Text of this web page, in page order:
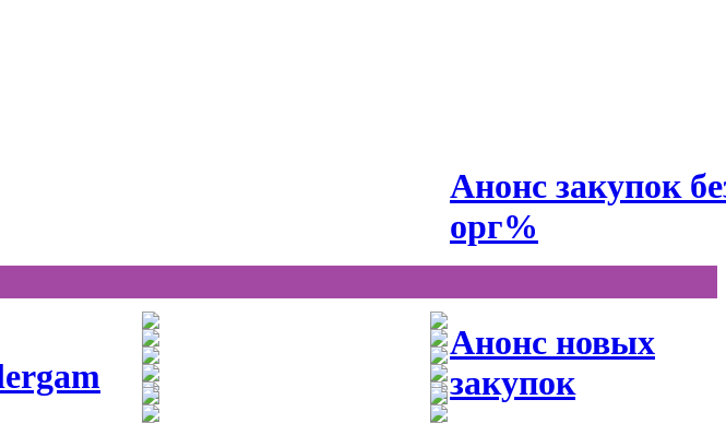
Анонс закупок
орг%
Анонс новых
закупок